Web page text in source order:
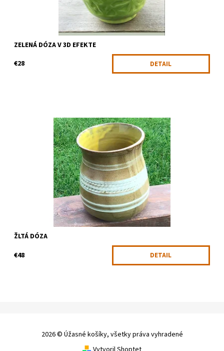
ZELENÁ DÓZA V 3D EFEKTE
€28
DETAIL
Veľká žltá dóza na bežné využívanie
Skladom
1271
ŽLTÁ DÓZA
€48
DETAIL
2026 © Úžasné košíky, všetky práva vyhradené